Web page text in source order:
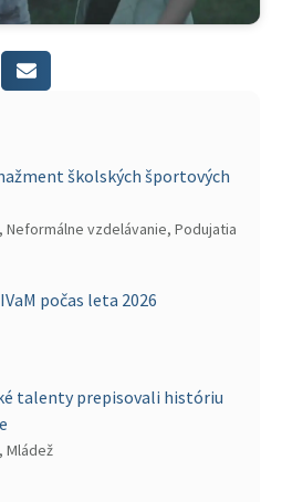
školských športových
Neformálne vzdelávanie, Podujatia
počas leta 2026
talenty prepisovali históriu
Mládež